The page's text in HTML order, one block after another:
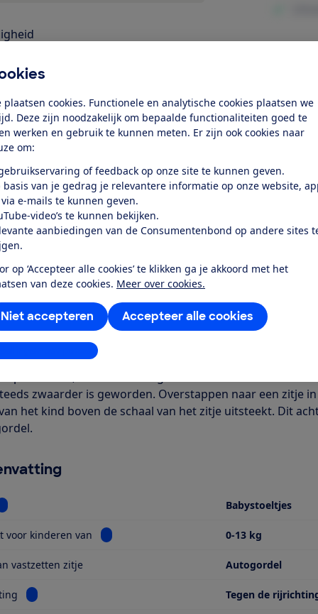
plaatsen cookies. Functionele en analytische cookies plaatsen we
Deze zijn noodzakelijk om bepaalde functionaliteiten goed te
werken en gebruik te kunnen meten. Er zijn ook cookies naar
om:
of feedback op onze site te kunnen geven.
basis van je gedrag je relevantere informatie op onze website,
e-mails te kunnen geven.
video’s te kunnen bekijken.
aanbiedingen van de Consumentenbond op andere sites
op ‘Accepteer alle cookies’ te klikken ga je akkoord met het
van deze cookies. Meer over cookies.
Accepteer alle cookies
Niet accepteren
aanpassen
toegang tot deze test?
Word lid
Al lid? Log in
dit product
door de Consumentenbond
op de markt, voor het eerst getest in 2007. Komt ook nu
zwaarder is geworden. Overstappen naar een zitje
het kind boven de schaal van het zitje uitsteekt. Dit
informatie voor Soort Babystoeltjes
voor kinderen van Bekijk informatie voor Geschikt voor
0-13 kg
vastzetten zitje Autogordel
Bekijk informatie voor Kijkrichting Tegen de